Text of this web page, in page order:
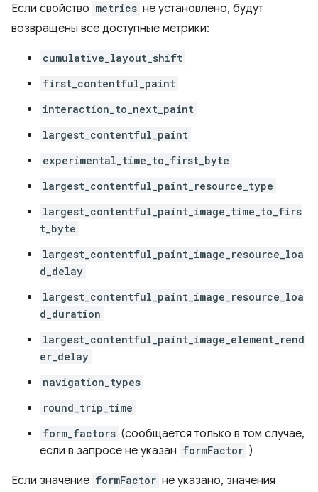
Если свойство metrics не установлено, будут
возвращены все доступные метрики:
cumulative_layout_shift
first_contentful_paint
interaction_to_next_paint
largest_contentful_paint
experimental_time_to_first_byte
largest_contentful_paint_resource_type
largest_contentful_paint_image_time_to_firs
t_byte
largest_contentful_paint_image_resource_loa
d_delay
largest_contentful_paint_image_resource_loa
d_duration
largest_contentful_paint_image_element_rend
er_delay
navigation_types
round_trip_time
form_factors (сообщается только в том случае,
если в запросе не указан formFactor )
Если значение formFactor не указано, значения